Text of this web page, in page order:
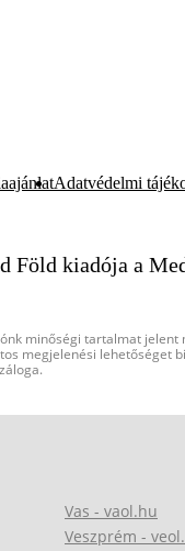
Adatvédelmi
Föld kiadója a
minőségi tartalmat jelent
megjelenési lehetőséget
Vas - vaol.hu
Veszprém -